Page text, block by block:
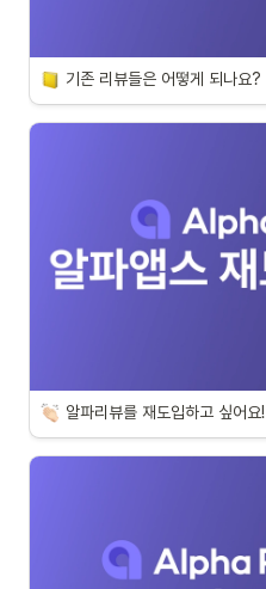
기존 리뷰들은 어떻게 되나요?
알파리뷰를 재도입하고 싶어요!